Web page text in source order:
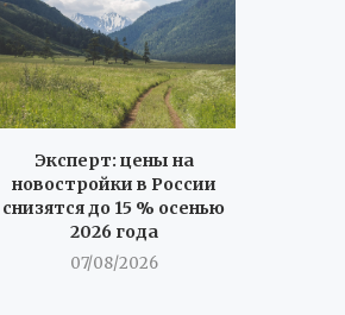
Эксперт: цены на
новостройки в России
снизятся до 15 % осенью
2026 года
07/08/2026